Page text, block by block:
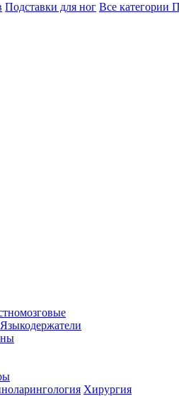
Подставки для ног Все категории
Языкодержатели
Хирургия